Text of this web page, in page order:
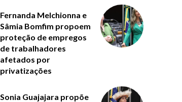
Fernanda Melchionna e
Sâmia Bomfim propoem
proteção de empregos
de trabalhadores
afetados por
privatizações
Sonia Guajajara propõe